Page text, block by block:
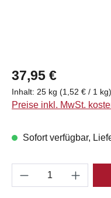
Regulärer Preis:
37,95 €
Inhalt: 25 kg (1,52 € / 1 kg)
Preise inkl. MwSt.
Sofort verfügbar,
Produkt